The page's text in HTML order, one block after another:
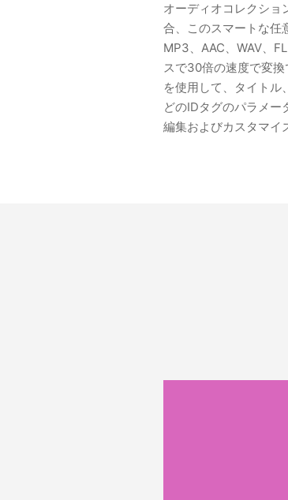
オーディオコレクショ
合、このスマートな任
MP3、AAC、WAV、
スで30倍の速度で変
を使用して、タイトル
どのIDタグのパラメー
編集およびカスタマイ